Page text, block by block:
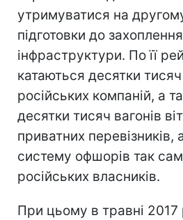
утримуватися на
підготовки до
інфраструктури. По її
катаються десятки тисяч
російських компаній, а
десятки тисяч вагонів
приватних перевізників,
систему офшорів так
російських власників.
При цьому в травні